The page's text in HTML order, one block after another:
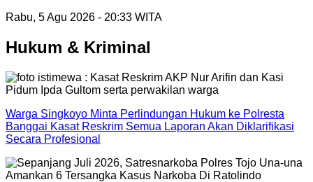
Rabu, 5 Agu 2026 - 20:33 WITA
Hukum & Kriminal
Warga Singkoyo Minta Perlindungan Hukum ke Polresta
Banggai Kasat Reskrim Semua Laporan Akan Diklarifikasi
Secara Profesional